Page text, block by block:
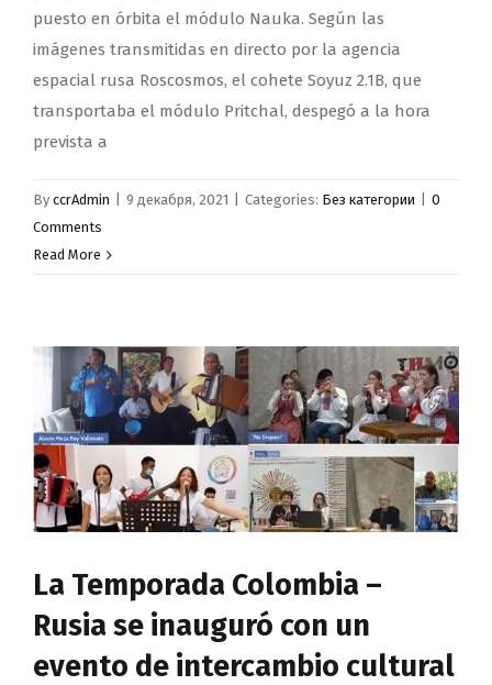
puesto en órbita el módulo Nauka. Según las
imágenes transmitidas en directo por la agencia
espacial rusa Roscosmos, el cohete Soyuz 2.1B, que
transportaba el módulo Pritchal, despegó a la hora
prevista a
By ccrAdmin 9 декабря, 2021 Categories: Без категории
0
Comments
Read More
La Temporada Colombia –
Rusia se inauguró con un
evento de intercambio cultural